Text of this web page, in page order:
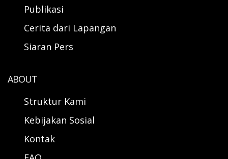
Publikasi
Cerita dari Lapangan
Siaran Pers
ABOUT
Struktur Kami
Kebijakan Sosial
Kontak